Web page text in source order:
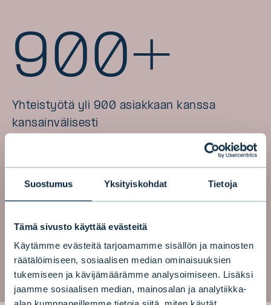
Suostumus Yksityiskohdat Tietoja
Tämä sivusto käyttää evästeitä
Käytämme evästeitä tarjoamamme sisällön ja mainosten
räätälöimiseen, sosiaalisen median ominaisuuksien
tukemiseen ja kävijämäärämme analysoimiseen. Lisäksi
jaamme sosiaalisen median, mainosalan ja analytiikka-
900+
Yhteistyötä yli 900 asiakkaan kanssa
kansainvälisesti
60+
Palveluita yli 60 maassa